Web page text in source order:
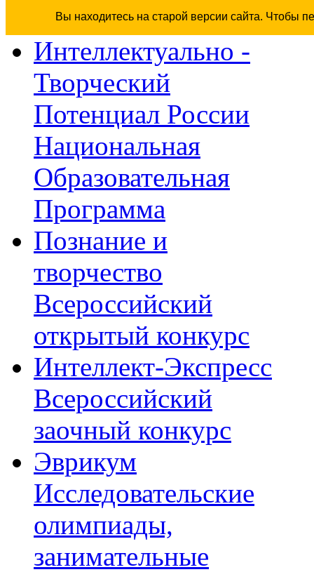
Вы находитесь на старой версии сайта. Чтобы
Интеллектуально -
Творческий
Потенциал России
Национальная
Образовательная
Программа
Познание и
творчество
Всероссийский
открытый конкурс
Интеллект-Экспресс
Всероссийский
заочный конкурс
Эврикум
Исследовательские
олимпиады,
занимательные